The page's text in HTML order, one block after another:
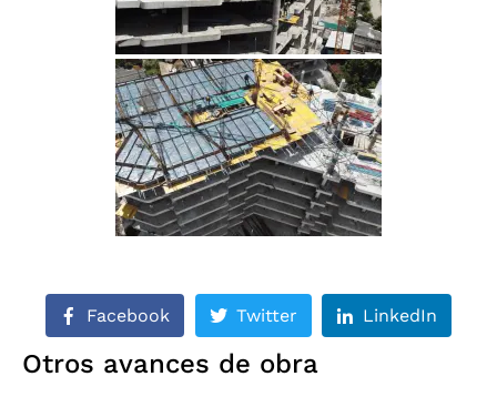
Facebook Twitter LinkedIn
Otros avances de obra